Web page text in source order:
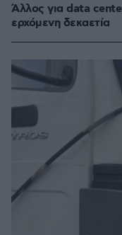
Άλλος για data
ερχόμενη δεκαετία